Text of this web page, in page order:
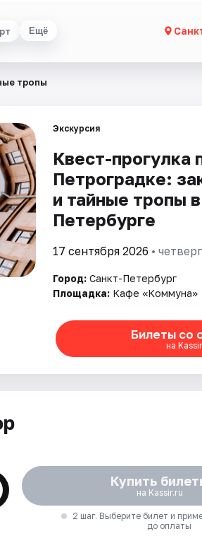
Ещё
тропы
Экскурсия
Квест-прогулка
Петроградке:
и тайные тропы
Петербурге
17 сентября 2026 •
Город: Санкт-Петербург
Площадка: Кафе «Коммуна»
Билеты со
на
Купить
на Kassir.ru
2 шаг. Выберите билет и
до оплаты